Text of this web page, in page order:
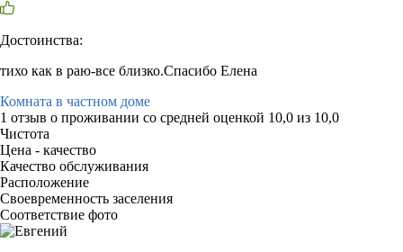
Достоинства:
тихо как в раю-все близко.Спасибо Елена
Комната в частном доме
1 отзыв о проживании со средней оценкой 10,0 из 10,0
Чистота
Цена - качество
Качество обслуживания
Расположение
Своевременность заселения
Соответствие фото